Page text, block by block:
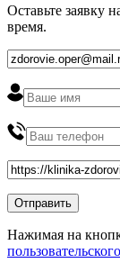
Оставьте заявку
время.
Нажимая на